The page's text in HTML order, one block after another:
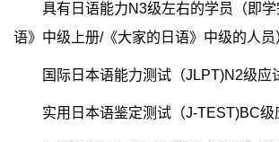
具有日语能力N3级左右的学员（即学
语》中级上册/《大家的日语》中级的人员
国际日本语能力测试（JLPT)N2级应
实用日本语鉴定测试（J-TEST)BC级